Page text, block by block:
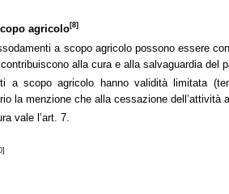
agricolo[8]
a scopo agricolo possono essere
alla cura e alla salvaguardia del
a scopo agricolo hanno validità limitata
la menzione che alla cessazione dell’attività
vale l’art. 7.